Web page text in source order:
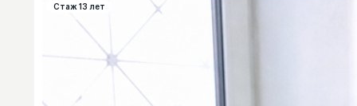
Стаж 13 лет